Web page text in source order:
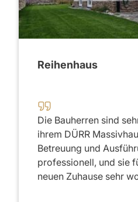
Reihenhaus
Die Bauherren sind
ihrem DÜRR
Betreuung und
professionell, und sie
neuen Zuhause sehr